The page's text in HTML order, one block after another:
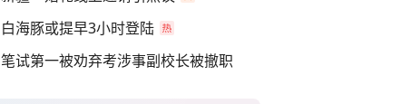
白海豚或提早3小时登陆
笔试第一被劝弃考涉事副校长被撤职